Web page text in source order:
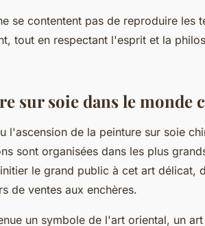
se contentent pas de reproduire les
tout en respectant l'esprit et la
sur soie dans le monde
l'ascension de la peinture sur soie
sont organisées dans les plus
le grand public à cet art délicat,
de ventes aux enchères.
un symbole de l'art oriental, un